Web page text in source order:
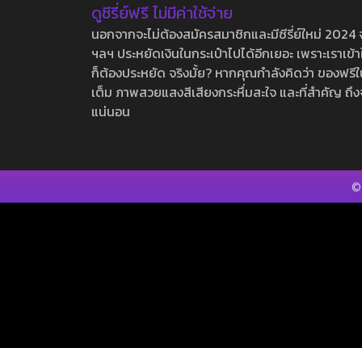
ดูซีรี่ย์ฟรี ไม่มีค่าใช้จ่าย
นอกจากจะไม่ต้องสมัครสมาชิกและมีซีรี่ย์ใหม่
ฯลฯ ประหยัดเงินในกระเป๋าไปได้อีกเยอะ เพราะเร
ก็ต้องประหยัด จริงมั้ย? หากคุณกำลังคิดว่า ของฟ
เต็ม ภาพสวยแสงสีเสียงกระหึ่มสะใจ และที่สำคัญ
แน่นอน
©